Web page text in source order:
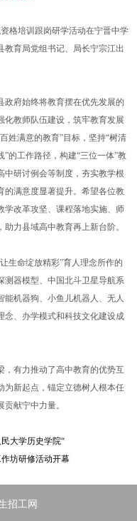
格培训跟岗研学活动在宁晋中学
育局党组书记、局长宁宗江出
政府始终将教育摆在优先发展的
化教师队伍建设，筑牢教育发展
姓满意的教育”目标，坚持“树清
的工作路径，构建“三位一体”教
中研讨例会等制度，夯实教学根
的满意度显著提升。希望各位教
学改革攻坚、课程落地实施、师
力县域高中教育再上新台阶。
生命绽放精彩”育人理念所作的
测器模型、中国北斗卫星导航系
机器狗、小鱼儿机器人、无人
念、办学模式和科技文化建设成
，有力推动了高中教育的优势互
为新起点，锚定立德树人根本任
献宁中力量。
大学历史学院“
坊研修活动开幕
招工网